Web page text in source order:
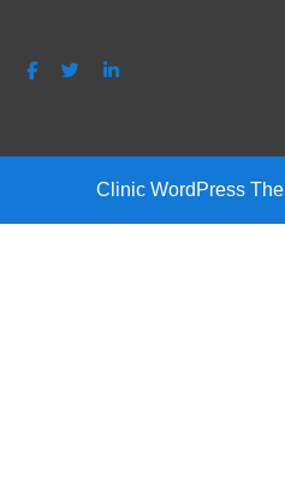
Facebook
TwitterLinkedin
Clinic WordPress